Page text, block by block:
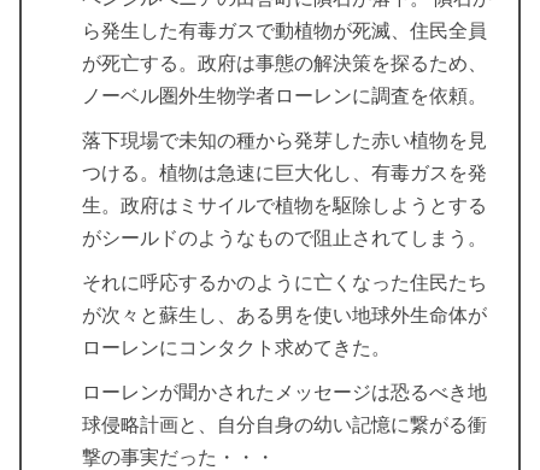
ら発生した有毒ガスで動植物が死滅、住民全員
が死亡する。政府は事態の解決策を探るため、
ノーベル圏外生物学者ローレンに調査を依頼。
落下現場で未知の種から発芽した赤い植物を見
つける。植物は急速に巨大化し、有毒ガスを発
生。政府はミサイルで植物を駆除しようとする
がシールドのようなもので阻止されてしまう。
それに呼応するかのように亡くなった住民たち
が次々と蘇生し、ある男を使い地球外生命体が
ローレンにコンタクト求めてきた。
ローレンが聞かされたメッセージは恐るべき地
球侵略計画と、自分自身の幼い記憶に繋がる衝
撃の事実だった・・・